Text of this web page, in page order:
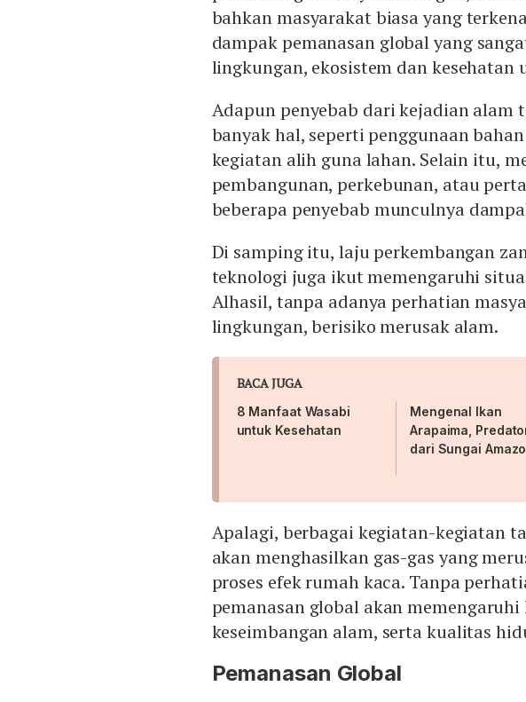
bahkan masyarakat biasa yang
dampak pemanasan global yang
lingkungan, ekosistem dan kesehatan
Adapun penyebab dari kejadian alam
banyak hal, seperti penggunaan
kegiatan alih guna lahan. Selain itu,
pembangunan, perkebunan, atau
beberapa penyebab munculnya
Di samping itu, laju perkembangan
teknologi juga ikut memengaruhi
Alhasil, tanpa adanya perhatian
lingkungan, berisiko merusak alam.
BACA JUGA
8 Manfaat Wasabi
untuk Kesehatan
Mengenal Ikan
Arapaima,
dari Sungai
Apalagi, berbagai kegiatan-kegiatan
akan menghasilkan gas-gas yang
proses efek rumah kaca. Tanpa
pemanasan global akan
keseimbangan alam, serta kualitas
Pemanasan Global